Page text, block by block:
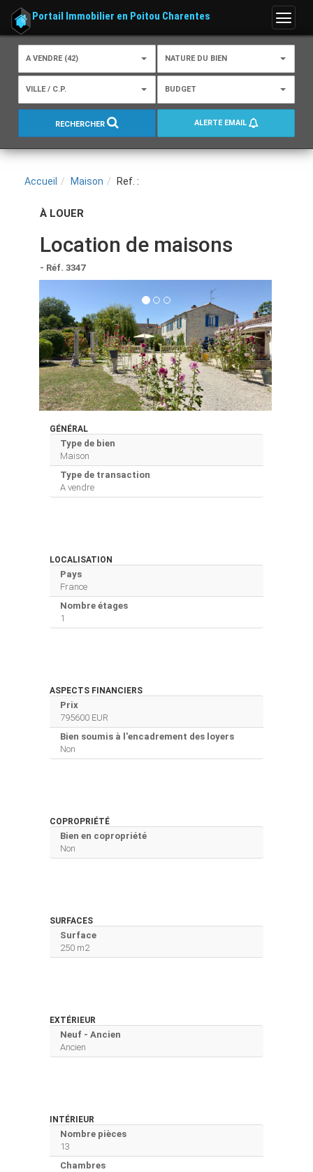
Menu
Portail Immobilier en Poitou Charentes
A VENDRE (42) NATURE DU BIEN
VILLE / C.P. BUDGET
RECHERCHER ALERTE EMAIL
Accueil Maison Ref. :
À LOUER
Location de maisons
- Réf. 3347
GÉNÉRAL
Type de bien
Maison
Type de transaction
A vendre
LOCALISATION
Pays
France
Nombre étages
1
ASPECTS FINANCIERS
Prix
795600 EUR
Bien soumis à l'encadrement des loyers
Non
COPROPRIÉTÉ
Bien en copropriété
Non
SURFACES
Surface
250 m2
EXTÉRIEUR
Neuf - Ancien
Ancien
INTÉRIEUR
Nombre pièces
13
Chambres